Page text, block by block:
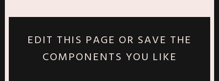
EDIT THIS PAGE OR SAVE THE
COMPONENTS YOU LIKE